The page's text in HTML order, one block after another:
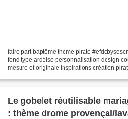
faire part baptême thème pirate
fond type ardoise personnalisation design
mesure et originale Inspirations création pirates : https://so-scrap.over-
Le gobelet réutilisable
: thème drome provençal/